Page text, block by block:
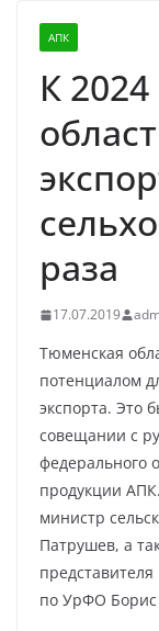
АПК
К
раза
17.07.2019
Тюменская
потенциалом
экспорта. Это
совещании с
федерального
продукции
министр
Патрушев, а
по УрФО